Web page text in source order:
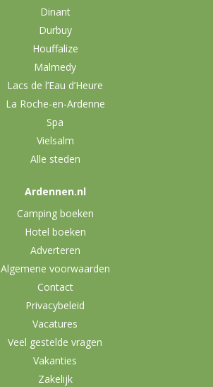
Dinant
Durbuy
Houffalize
Malmedy
Lacs de l’Eau d’Heure
La Roche-en-Ardenne
Spa
Vielsalm
Alle steden
Ardennen.nl
Camping boeken
Hotel boeken
Adverteren
Algemene voorwaarden
Contact
Privacybeleid
Vacatures
Veel gestelde vragen
Vakanties
Zakelijk